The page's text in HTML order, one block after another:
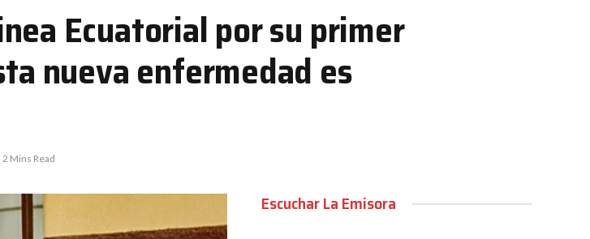
Ecuatorial por su primer
nueva enfermedad es
2 Mins Read
Escuchar La Emisora